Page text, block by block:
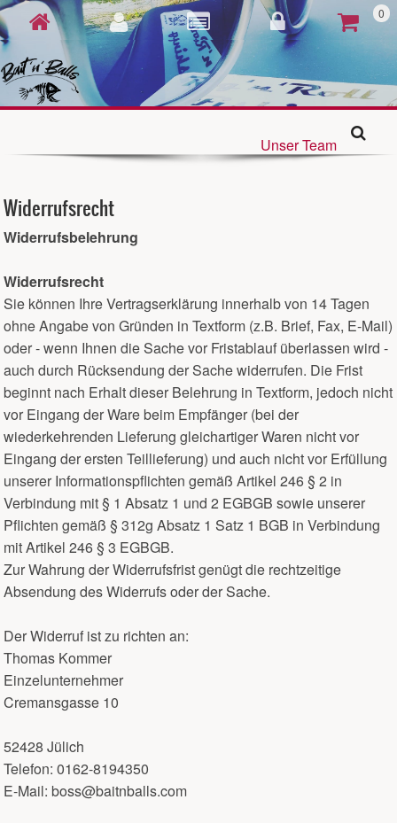
0
Unser Team
Widerrufsrecht
Widerrufsbelehrung
Widerrufsrecht
Sie können Ihre Vertragserklärung innerhalb von 14 Tagen
ohne Angabe von Gründen in Textform (z.B. Brief, Fax, E-Mail)
oder - wenn Ihnen die Sache vor Fristablauf überlassen wird -
auch durch Rücksendung der Sache widerrufen. Die Frist
beginnt nach Erhalt dieser Belehrung in Textform, jedoch nicht
vor Eingang der Ware beim Empfänger (bei der
wiederkehrenden Lieferung gleichartiger Waren nicht vor
Eingang der ersten Teillieferung) und auch nicht vor Erfüllung
unserer Informationspflichten gemäß Artikel 246 § 2 in
Verbindung mit § 1 Absatz 1 und 2 EGBGB sowie unserer
Pflichten gemäß § 312g Absatz 1 Satz 1 BGB in Verbindung
mit Artikel 246 § 3 EGBGB.
Zur Wahrung der Widerrufsfrist genügt die rechtzeitige
Absendung des Widerrufs oder der Sache.
Der Widerruf ist zu richten an:
Thomas Kommer
Einzelunternehmer
Cremansgasse 10
52428 Jülich
Telefon: 0162-8194350
E-Mail: boss@baitnballs.com